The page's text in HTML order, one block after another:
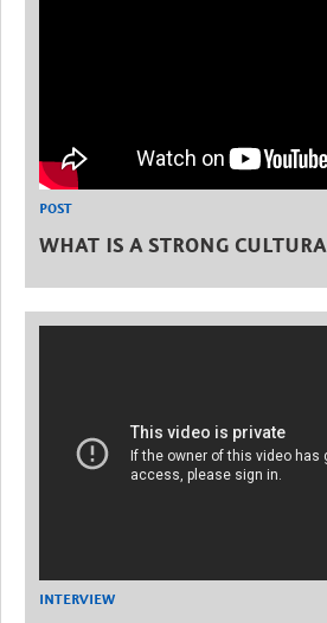
POST
WHAT IS A STRONG
INTERVIEW